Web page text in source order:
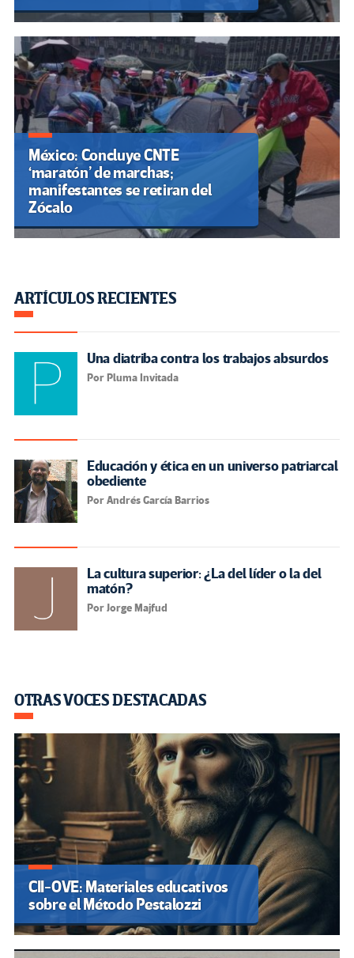
México: Concluye CNTE
‘maratón’ de marchas;
manifestantes se retiran del
Zócalo
ARTÍCULOS RECIENTES
Una diatriba contra los trabajos absurdos
Por Pluma Invitada
Educación y ética en un universo patriarcal
obediente
Por Andrés García Barrios
La cultura superior: ¿La del líder o la del
matón?
Por Jorge Majfud
OTRAS VOCES DESTACADAS
CII-OVE: Materiales educativos
sobre el Método Pestalozzi